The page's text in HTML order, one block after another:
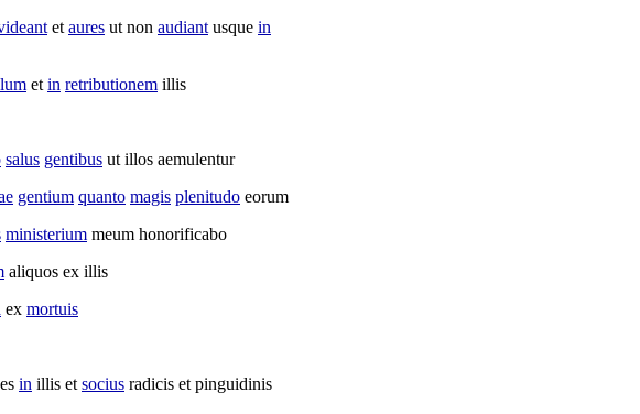
et aures ut non audiant usque in
et in retributionem illis
salus gentibus ut illos aemulentur
gentium quanto magis plenitudo eorum
ministerium meum honorificabo
aliquos ex illis
ex mortuis
es in illis et socius radicis et pinguidinis